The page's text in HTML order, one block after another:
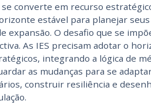
converte em recurso
estável para planejar
expansão. O desafio que se
As IES precisam adotar o
integrando a lógica de
as mudanças para se
construir resiliência e